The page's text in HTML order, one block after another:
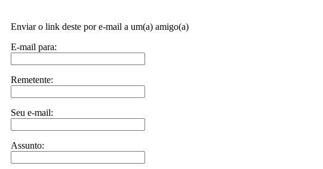
Enviar o link deste por e-mail a um(a) amigo(a)
E-mail para:
Remetente:
Seu e-mail:
Assunto: